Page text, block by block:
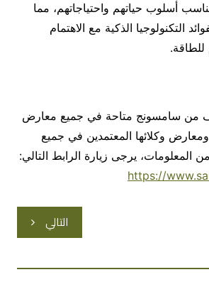
أسلوب حياتهم واحتياجاتهم، مما
التكنولوجيا الذكية مع الاهتمام
للطاقة.
من سامسونج متاحة في جميع معارض
وكلائها المعتمدين في جميع
المعلومات، يرجى زيارة الرابط التالي:
https://
التالي